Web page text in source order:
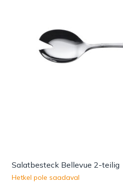
Salatbesteck Bellevue 2-teilig
Hetkel pole saadaval